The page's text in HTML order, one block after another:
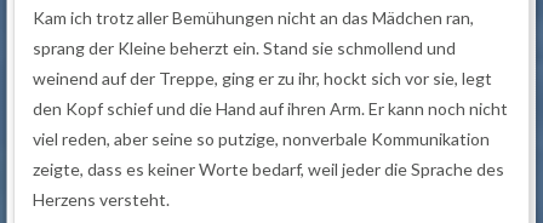
Kam ich trotz aller Bemühungen nicht an das Mädchen ran,
sprang der Kleine beherzt ein. Stand sie schmollend und
weinend auf der Treppe, ging er zu ihr, hockt sich vor sie, legt
den Kopf schief und die Hand auf ihren Arm. Er kann noch nicht
viel reden, aber seine so putzige, nonverbale Kommunikation
zeigte, dass es keiner Worte bedarf, weil jeder die Sprache des
Herzens versteht.